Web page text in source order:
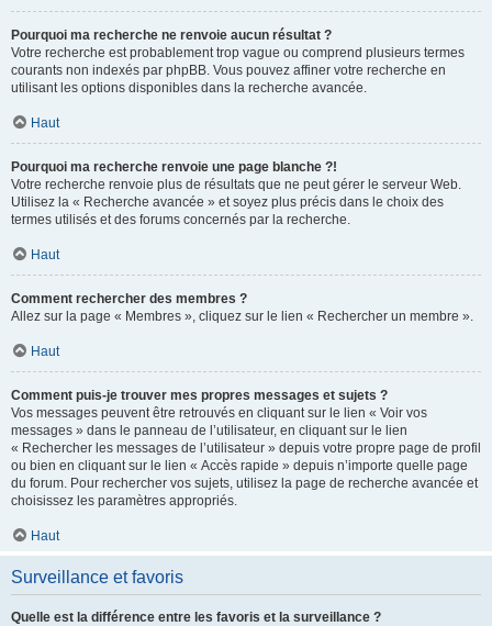
Pourquoi ma recherche ne renvoie aucun résultat ?
Votre recherche est probablement trop vague ou comprend plusieurs termes
courants non indexés par phpBB. Vous pouvez affiner votre recherche en
utilisant les options disponibles dans la recherche avancée.
Haut
Pourquoi ma recherche renvoie une page blanche ?!
Votre recherche renvoie plus de résultats que ne peut gérer le serveur Web.
Utilisez la « Recherche avancée » et soyez plus précis dans le choix des
termes utilisés et des forums concernés par la recherche.
Haut
Comment rechercher des membres ?
Allez sur la page « Membres », cliquez sur le lien « Rechercher un membre ».
Haut
Comment puis-je trouver mes propres messages et sujets ?
Vos messages peuvent être retrouvés en cliquant sur le lien « Voir vos
messages » dans le panneau de l’utilisateur, en cliquant sur le lien
« Rechercher les messages de l’utilisateur » depuis votre propre page de profil
ou bien en cliquant sur le lien « Accès rapide » depuis n’importe quelle page
du forum. Pour rechercher vos sujets, utilisez la page de recherche avancée et
choisissez les paramètres appropriés.
Haut
Surveillance et favoris
Quelle est la différence entre les favoris et la surveillance ?